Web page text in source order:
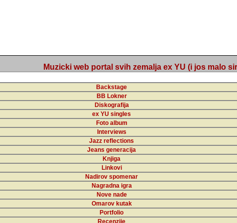
Muzicki web portal svih zemalja ex YU (i jos malo sire)
Backstage
BB Lokner
Diskografija
ex YU singles
Foto album
Interviews
Jazz reflections
Jeans generacija
Knjiga
Linkovi
Nadirov spomenar
Nagradna igra
Nove nade
Omarov kutak
Portfolio
Recenzije